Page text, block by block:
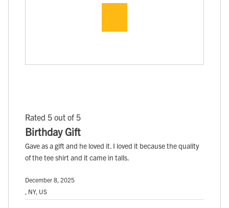
Rated 5 out of 5
Birthday Gift
Gave as a gift and he loved it. I loved it because the quality
of the tee shirt and it came in talls.
December 8, 2025
, NY, US